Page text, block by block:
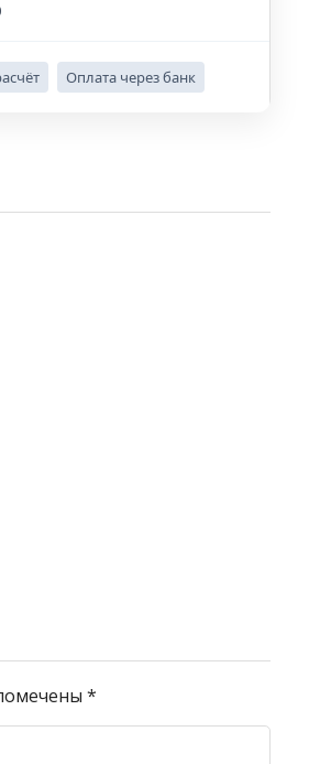
Оплата через банк
*